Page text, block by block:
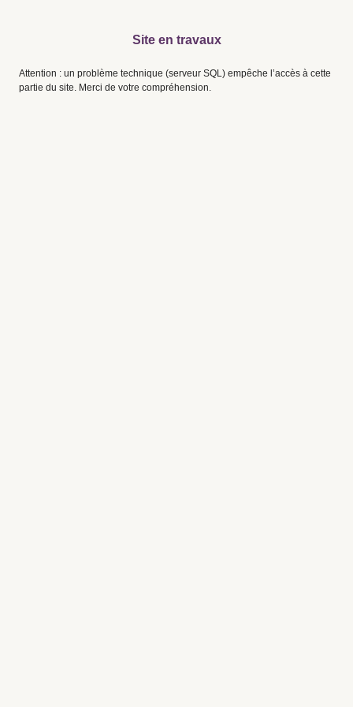
Site en travaux
Attention : un problème technique (serveur SQL) empêche l’accès à cette
partie du site. Merci de votre compréhension.